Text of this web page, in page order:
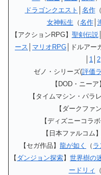
ドラゴンクエスト
名作（
女神転生 （名作│
【アクションRPG】 聖剣伝説│
ース
マリオRPG │ドルアー
1 2
ゼノ・シリーズ(評価
【DOD・ニーア
【タイムマシン・パラ
【ダークファ
【ディズニーコラボ
【日本ファルコム】
【セガ作品】 龍が如く （
【 ダンジョン探索】 世界樹の
ードリィ （